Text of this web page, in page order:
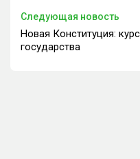
Следующая новость
Новая Конституция:
государства